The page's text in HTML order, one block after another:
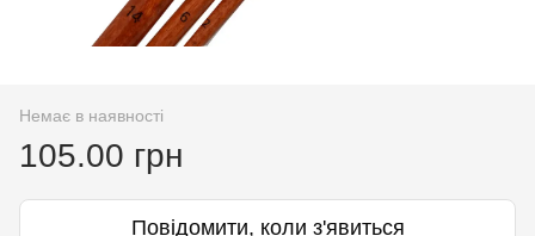
Немає в наявності
105.00 грн
Повідомити, коли з'явиться